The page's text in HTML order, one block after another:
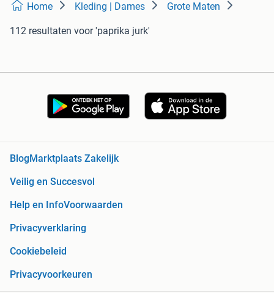
Home Kleding | Dames Grote Maten
112 resultaten voor 'paprika jurk'
BlogMarktplaats Zakelijk
Veilig en Succesvol
Help en InfoVoorwaarden
Privacyverklaring
Cookiebeleid
Privacyvoorkeuren